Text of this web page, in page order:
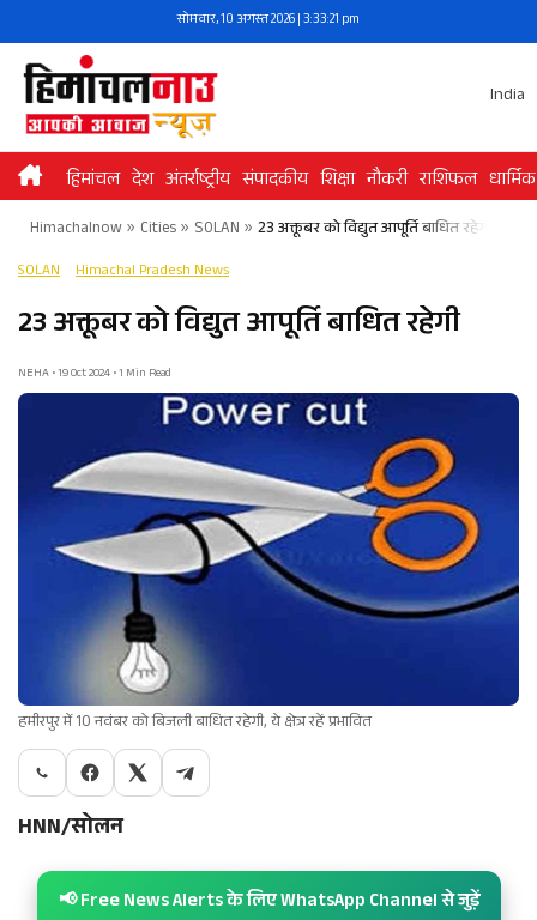
to
content
सोमवार, 10 अगस्त 2026 | 3:33:21 pm
India
हिमांचल देश अंतर्राष्ट्रीय संपादकीय शिक्षा नौकरी राशिफल धार्मिक
Himachalnow» Cities» SOLAN » 23 अक्तूबर को विद्युत आपूर्ति बाधित रहेगी
SOLAN Himachal Pradesh News
23 अक्तूबर को विद्युत आपूर्ति बाधित रहेगी
NEHA • 19 Oct 2024 • 1 Min Read
हमीरपुर में 10 नवंबर को बिजली बाधित रहेगी, ये क्षेत्र रहें प्रभावित
HNN/सोलन
📢 Free News Alerts के लिए WhatsApp Channel से जुड़ें